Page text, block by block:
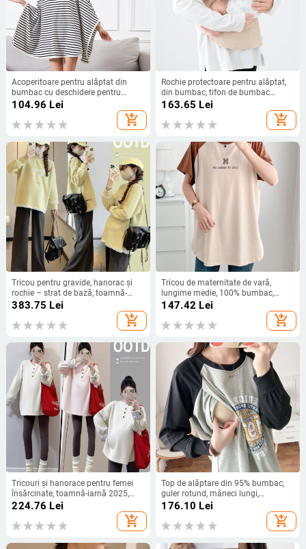
Acoperitoare pentru alăptat din
bumbac cu deschidere pentru
alăptat, model în dungi, 90–95%
104.96 Lei
add_shopping_cart
Rochie protectoare pentru alăptat,
din bumbac, tifon de bumbac
absorbant, lavabilă la mașină,
respirabilă, stil japonez-koreean.
163.65 Lei
add_shopping_cart
Tricou pentru gravide, hanorac și
rochie – strat de bază, toamnă-
iarnă 2025
383.75 Lei
add_shopping_cart
Tricou de maternitate de vară,
lungime medie, 100% bumbac,
croială lejeră, mare mărime, potrivit
pentru alăptare după naștere, de
înaltă calitate
147.42 Lei
add_shopping_cart
Tricouri și hanorace pentru femei
însărcinate, toamnă-iarnă 2025,
croială lejeră
224.76 Lei
add_shopping_cart
Top de alăptare din 95% bumbac,
guler rotund, mâneci lungi,
deschidere pentru alăptat, stil
176.10 Lei
add_shopping_cart